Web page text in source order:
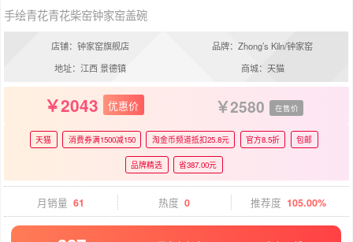
手绘青花青花柴窑钟家窑盖碗
店铺：钟家窑旗舰店
品牌：Zhong’s Kiln/钟家窑
地址：江西 景德镇
商城：天猫
2043 优惠价 2580 在售价
天猫 消费券满1500减150 淘金币频道抵扣25.8元 官方8.5折 包邮
品牌精选 省387.00元
月销量 61 热度 0 推荐度 105.00%